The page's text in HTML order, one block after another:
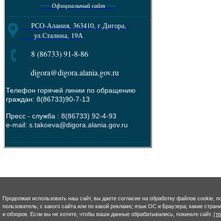
---- Официальный сайт----
--------------------------------------------------------
РСО-Алания, 363410, г.Дигора,
ул.Сталина, 19А
8 (86733) 91-8-86
digora@digora.alania.gov.ru
Телефон горячей линии по обращению
граждан: 8(86733)90-7-13
Пресс - служба : 8(86733) 92-4-93
e-mail: s.takoeva@digora.alania.gov.ru
--------------------------------------------------------
Продолжая использовать наш сайт, вы даете согласие на обработку файлов cookie,
пользователь; с какого сайта или по какой рекламе; язык ОС и Браузера; какие
и обзоров. Если вы не хотите, чтобы ваши данные обрабатывались, покиньте сайт.